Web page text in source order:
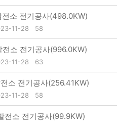
소 전기공사(498.0KW)
11-28 58
소 전기공사(996.0KW)
11-28 63
소 전기공사(256.41KW)
11-28 58
전소 전기공사(99.9KW)